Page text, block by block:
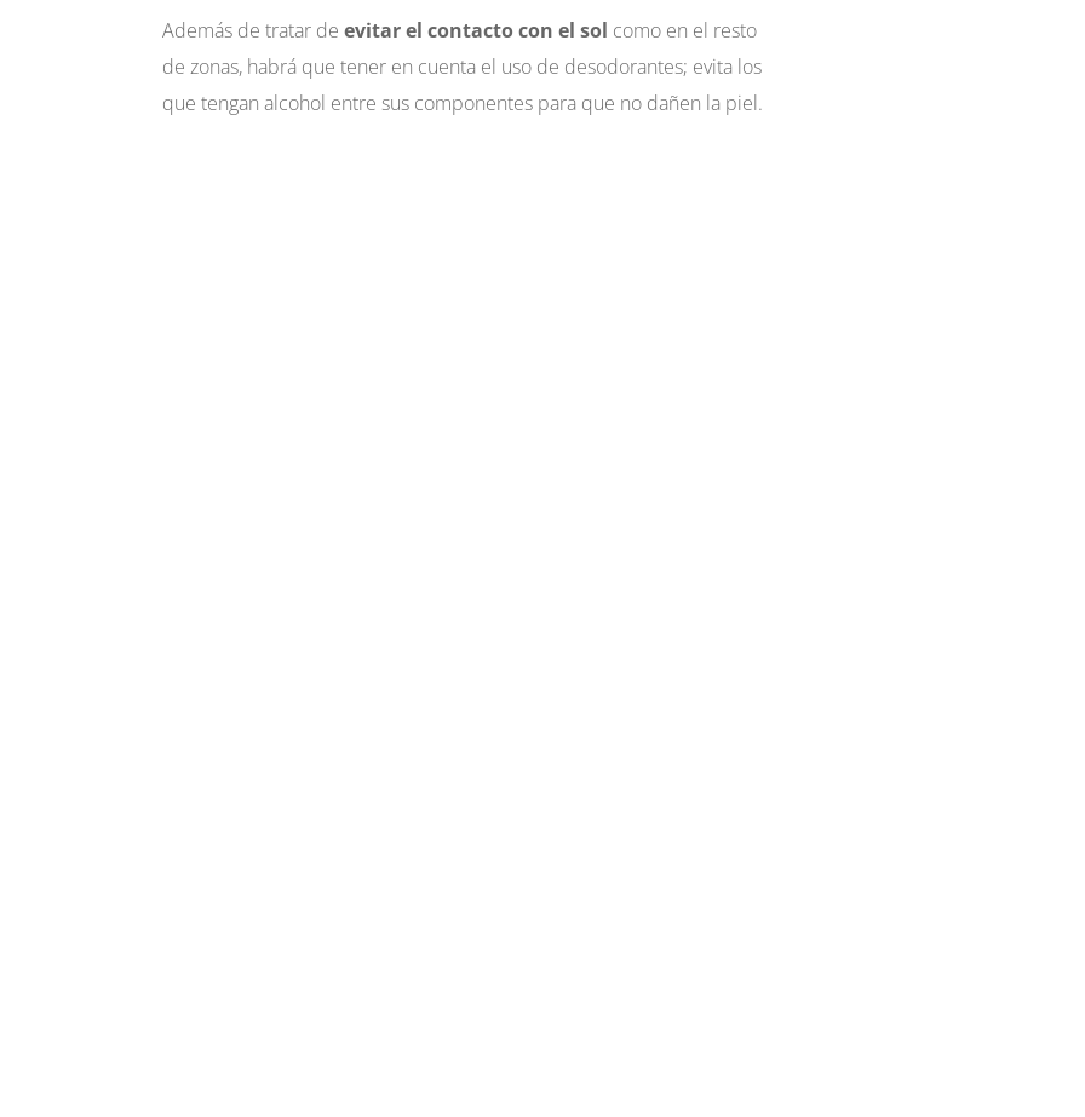
Además de tratar deevitar el contacto con el sol como en el resto
de zonas, habrá que tener en cuenta el uso de desodorantes; evita los
que tengan alcohol entre sus componentes para que no dañen la piel.